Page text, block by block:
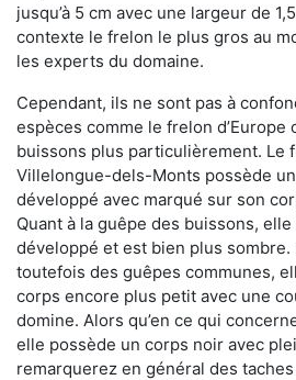
jusqu’à 5 cm avec une largeur de
contexte le frelon le plus gros au
les experts du domaine.
Cependant, ils ne sont pas à
espèces comme le frelon d’Europe
buissons plus particulièrement. Le
Villelongue-dels-Monts possède
développé avec marqué sur son
Quant à la guêpe des buissons,
développé et est bien plus sombre.
toutefois des guêpes communes,
corps encore plus petit avec une
domine. Alors qu’en ce qui
elle possède un corps noir avec
remarquerez en général des